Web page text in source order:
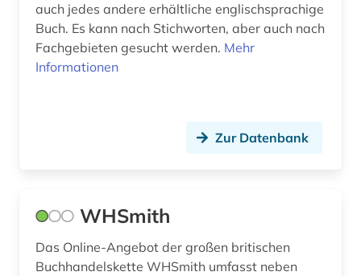
auch jedes andere erhältliche englischsprachige
Buch. Es kann nach Stichworten, aber auch nach
Fachgebieten gesucht werden. Mehr
Informationen
Zur Datenbank
WHSmith
Das Online-Angebot der großen britischen
Buchhandelskette WHSmith umfasst neben